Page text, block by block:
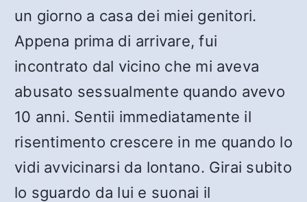
un giorno a casa dei miei genitori.
Appena prima di arrivare, fui
incontrato dal vicino che mi aveva
abusato sessualmente quando avevo
10 anni. Sentii immediatamente il
risentimento crescere in me quando lo
vidi avvicinarsi da lontano. Girai subito
lo sguardo da lui e suonai il